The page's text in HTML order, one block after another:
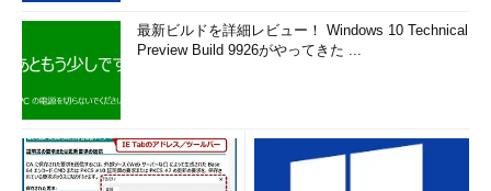
最新ビルドを詳細レビュー！ Windows 10 Technical
Preview Build 9926がやってきた ...